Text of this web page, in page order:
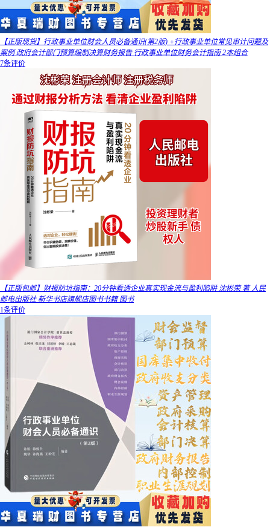
【正版现货】行政事业单位财会人员必备通识(第2版) +行政事业单位常见审计问题及
案例 政府会计部门预算编制决算财务报告 行政事业单位财务会计指南 2本组合
7条评价
【正版包邮】财报防坑指南：20分钟看透企业真实现金流与盈利陷阱 沈彬荣 著 人民
邮电出版社 新华书店旗舰店图书书籍 图书
1条评价